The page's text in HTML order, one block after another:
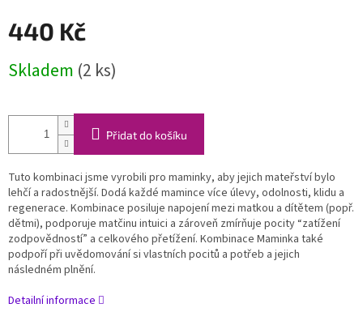
440 Kč
cena:
Skladem (2 ks)
Přidat do košíku
Tuto kombinaci jsme vyrobili pro maminky, aby jejich mateřství bylo
lehčí a radostnější. Dodá každé mamince více úlevy, odolnosti, klidu a
regenerace. Kombinace posiluje napojení mezi matkou a dítětem (popř.
dětmi), podporuje matčinu intuici a zároveň zmírňuje pocity “zatížení
zodpovědností” a celkového přetížení. Kombinace Maminka také
podpoří při uvědomování si vlastních pocitů a potřeb a jejich
následném plnění.
Detailní informace